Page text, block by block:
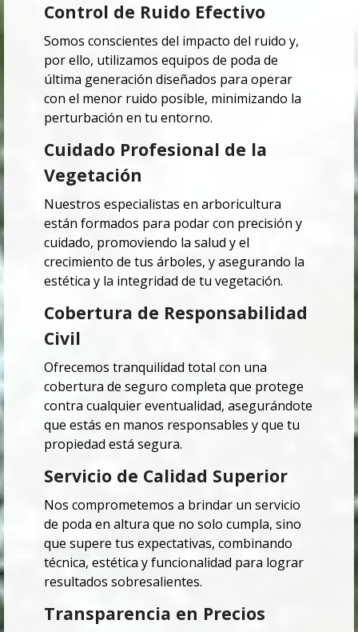
Control de Ruido Efectivo
Somos conscientes del impacto del ruido y,
por ello, utilizamos equipos de poda de
última generación diseñados para operar
con el menor ruido posible, minimizando la
perturbación en tu entorno.
Cuidado Profesional de la
Vegetación
Nuestros especialistas en arboricultura
están formados para podar con precisión y
cuidado, promoviendo la salud y el
crecimiento de tus árboles, y asegurando la
estética y la integridad de tu vegetación.
Cobertura de Responsabilidad
Civil
Ofrecemos tranquilidad total con una
cobertura de seguro completa que protege
contra cualquier eventualidad, asegurándote
que estás en manos responsables y que tu
propiedad está segura.
Servicio de Calidad Superior
Nos comprometemos a brindar un servicio
de poda en altura que no solo cumpla, sino
que supere tus expectativas, combinando
técnica, estética y funcionalidad para lograr
resultados sobresalientes.
Transparencia en Precios